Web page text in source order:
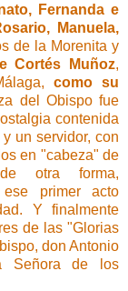
Fernanda e
Manuela,
de la Morenita y
Cortés Muñoz,
como su
del Obispo fue
contenida
un servidor, con
en "cabeza" de
otra forma,
ese primer acto
Y finalmente
de las "Glorias
don Antonio
Señora de los